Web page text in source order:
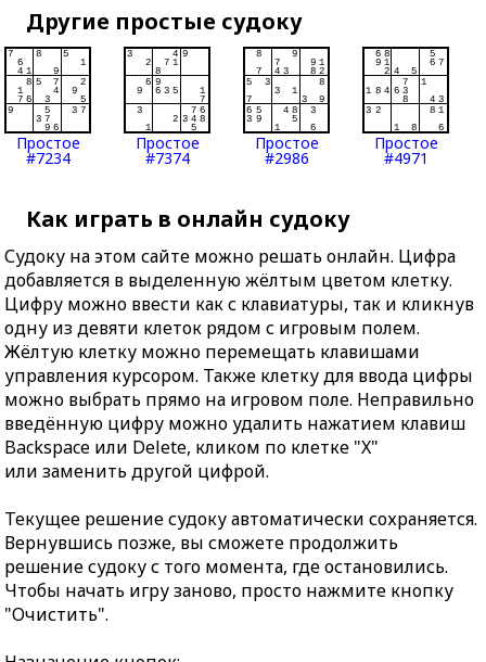
Другие простые судоку
Простое
#7234
Простое
#7374
Простое
#2986
Простое
#4971
Как играть в онлайн судоку
Судоку на этом сайте можно решать онлайн. Цифра
добавляется в выделенную жёлтым цветом клетку.
Цифру можно ввести как с клавиатуры, так и кликнув
одну из девяти клеток рядом с игровым полем.
Жёлтую клетку можно перемещать клавишами
управления курсором. Также клетку для ввода цифры
можно выбрать прямо на игровом поле. Неправильно
введённую цифру можно удалить нажатием клавиш
Backspace или Delete, кликом по клетке "X"
или заменить другой цифрой.
Текущее решение судоку автоматически сохраняется.
Вернувшись позже, вы сможете продолжить
решение судоку с того момента, где остановились.
Чтобы начать игру заново, просто нажмите кнопку
"Очистить".